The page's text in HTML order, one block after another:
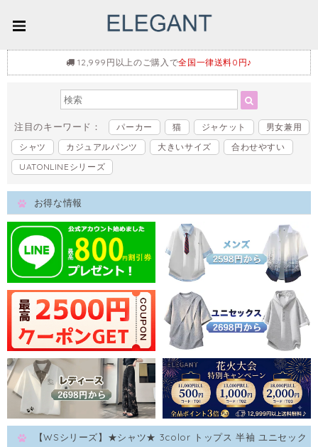
12,999円以上のご購入で全国一律送料0円♪
注目のキーワード： パーカー 猫 ジャケット
男女兼用
シャツ
カジュアルパンツ 大きいサイズ
合わせやすい
UATONLINEシリーズ
お得な情報
【WSシリーズ】★シャツ★ 3color トップス 半袖 ユニセック